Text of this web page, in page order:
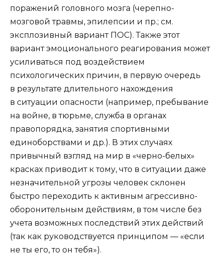
поражений головного мозга (черепно-
мозговой травмы, эпилепсии и пр.; см.
эксплозивный вариант ПОС). Также этот
вариант эмоционального реагирования может
усиливаться под воздействием
психологических причин, в первую очередь
в результате длительного нахождения
в ситуации опасности (например, пребывание
на войне, в тюрьме, служба в органах
правопорядка, занятия спортивными
единоборствами и др.). В этих случаях
привычный взгляд на мир в «черно-белых»
красках приводит к тому, что в ситуации даже
незначительной угрозы человек склонен
быстро переходить к активным агрессивно-
оборонительным действиям, в том числе без
учета возможных последствий этих действий
(так как руководствуется принципом — «если
не ты его, то он тебя»).